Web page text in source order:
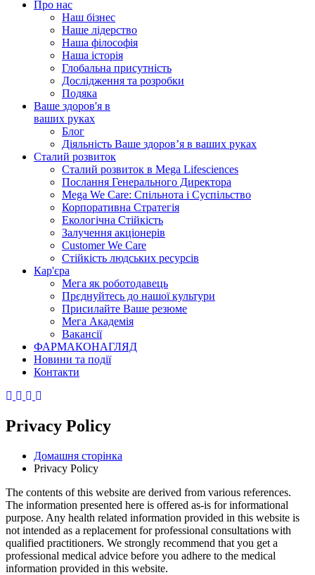
Про нас
Наш бізнес
Наше лідерство
Наша філософія
Наша історія
Глобальна присутність
Дослідження та розробки
Подяка
Ваше здоров'я в
ваших руках
Блог
Діяльність Ваше здоров’я в ваших руках
Сталий розвиток
Сталий розвиток в Mega Lifesciences
Послання Генерального Директора
Mega We Care: Спільнота і Суспільство
Корпоративна Стратегія
Екологічна Стійкість
Залучення акціонерів
Customer We Care
Стійкість людських ресурсів
Кар'єра
Мега як роботодавець
Прєднуйтесь до нашої культури
Присилайте Ваше резюме
Мега Академія
Вакансії
ФАРМАКОНАГЛЯД
Новини та події
Контакти
Privacy Policy
Домашня сторінка
Privacy Policy
The contents of this website are derived from various references.
The information presented here is offered as-is for informational
purpose. Any health related information provided in this website is
not intended as a replacement for professional consultations with
qualified practitioners. We strongly recommend that you get a
professional medical advice before you adhere to the medical
information provided in this website.